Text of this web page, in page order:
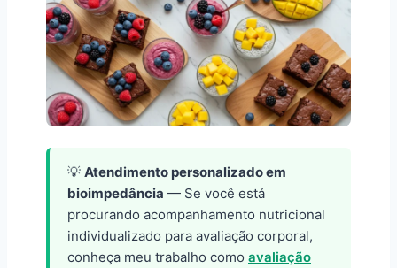
💡 Atendimento personalizado em
bioimpedância — Se você está
procurando acompanhamento nutricional
individualizado para avaliação corporal,
conheça meu trabalho como avaliação